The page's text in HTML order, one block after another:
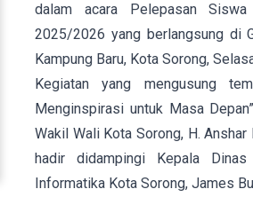
dalam acara Pelepasan Siswa
2025/2026 yang berlangsung di
Kampung Baru, Kota Sorong,
Kegiatan yang mengusung
Menginspirasi untuk Masa
Wakil Wali Kota Sorong, H. Anshar
hadir didampingi Kepala
Informatika Kota Sorong, James